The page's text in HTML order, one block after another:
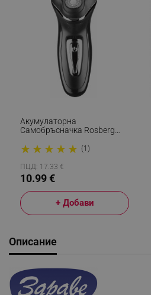
Акумулаторна
Самобръсначка Rosberg
Тример, Черен
★ ★ ★ ★ ★ (1)
ПЦД: 17.33 €
10.99 €
+ Добави
Описание